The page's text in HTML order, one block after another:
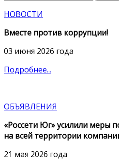
НОВОСТИ
Вместе против коррупции!
03 июня 2026 года
Подробнее...
ОБЪЯВЛЕНИЯ
«Россети Юг» усилили меры
на всей территории
21 мая 2026 года